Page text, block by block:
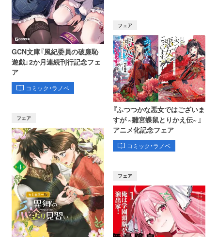
GCN文庫『風紀委員の破廉恥
遊戯』2か月連続刊行記念フェ
ア
コミック・ラノベ
フェア
フェア
『ふつつかな悪女ではございま
すが ~雛宮蝶鼠とりかえ伝~ 』
アニメ化記念フェア
コミック・ラノベ
フェア